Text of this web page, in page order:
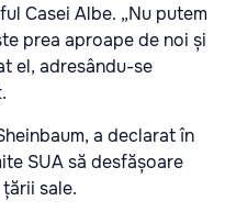
Casei Albe. „Nu putem
prea aproape de noi și
el, adresându-se
a declarat în
SUA să desfășoare
sale.